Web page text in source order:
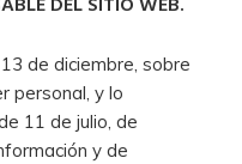
de diciembre, sobre
personal, y lo
11 de julio, de
y de